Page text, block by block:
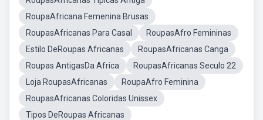
RoupaAfricana Femenina Brusas
RoupasAfricanas Para Casal
RoupasAfro Femininas
Estilo DeRoupas Africanas
RoupasAfricanas Canga
Roupas AntigasDa Africa
RoupasAfricanas Seculo 22
Loja RoupasAfricanas
RoupaAfro Feminina
RoupasAfricanas Coloridas Unissex
Tipos DeRoupas Africanas